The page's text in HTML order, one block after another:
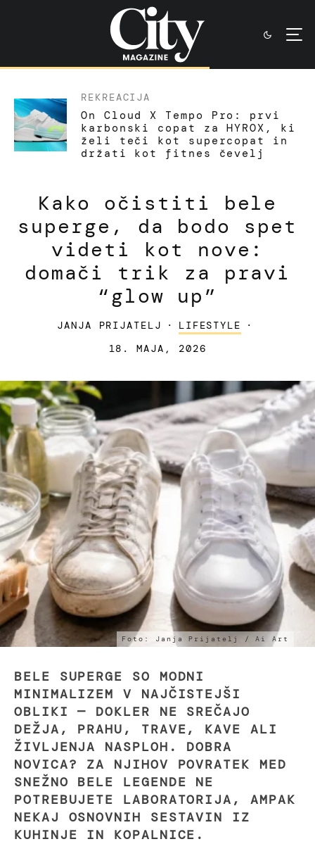
REKREACIJA
On Cloud X Tempo Pro: prvi
karbonski copat za HYROX, ki
želi teči kot supercopat in
držati kot fitnes čevelj
Kako očistiti bele
superge, da bodo spet
videti kot nove:
domači trik za pravi
“glow up”
JANJA PRIJATELJ · LIFESTYLE
·
18. MAJA, 2026
Foto: Janja Prijatelj / Ai Art
BELE SUPERGE SO MODNI
MINIMALIZEM V NAJČISTEJŠI
OBLIKI — DOKLER NE SREČAJO
DEŽJA, PRAHU, TRAVE, KAVE ALI
ŽIVLJENJA NASPLOH. DOBRA
NOVICA? ZA NJIHOV POVRATEK MED
SNEŽNO BELE LEGENDE NE
POTREBUJETE LABORATORIJA, AMPAK
NEKAJ OSNOVNIH SESTAVIN IZ
KUHINJE IN KOPALNICE.